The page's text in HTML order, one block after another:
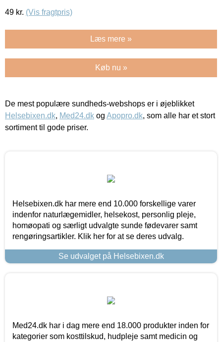
49 kr. (Vis fragtpris)
Læs mere »
Køb nu »
De mest populære sundheds-webshops er i øjeblikket
Helsebixen.dk, Med24.dk og Apopro.dk, som alle har et stort
sortiment til gode priser.
Helsebixen.dk har mere end 10.000 forskellige varer
indenfor naturlægemidler, helsekost, personlig pleje,
homøopati og særligt udvalgte sunde fødevarer samt
rengøringsartikler. Klik her for at se deres udvalg.
Se udvalget på Helsebixen.dk
Med24.dk har i dag mere end 18.000 produkter inden for
kategorier som kosttilskud, hudpleje samt medicin og